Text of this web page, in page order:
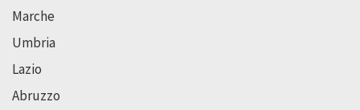
Marche
Umbria
Lazio
Abruzzo